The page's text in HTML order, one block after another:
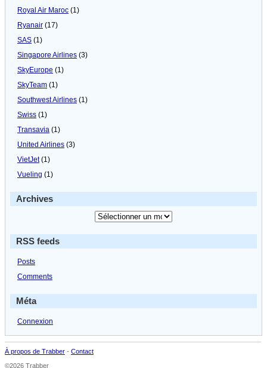
Royal Air Maroc (1)
Ryanair (17)
SAS (1)
Singapore Airlines (3)
SkyEurope (1)
SkyTeam (1)
Southwest Airlines (1)
Swiss (1)
Transavia (1)
United Airlines (3)
VietJet(1)
Vueling (1)
Archives
RSS feeds
Posts
Comments
Méta
Connexion
À propos de Trabber - Contact
©2026 Trabber